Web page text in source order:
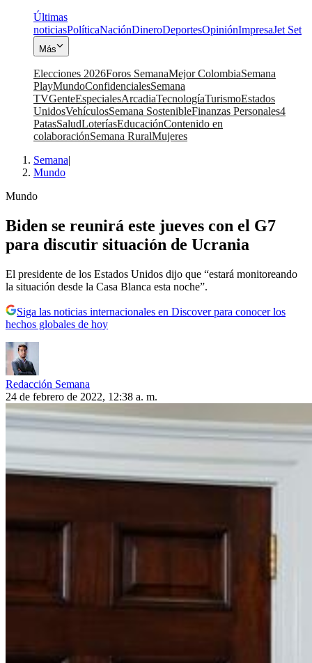
Últimas
noticiasPolíticaNaciónDineroDeportesOpiniónImpresaJet Set
Más
Elecciones 2026Foros SemanaMejor ColombiaSemana
PlayMundoConfidencialesSemana
TVGenteEspecialesArcadiaTecnologíaTurismoEstados
UnidosVehículosSemana SostenibleFinanzas Personales4
PatasSaludLoteríasEducaciónContenido en
colaboraciónSemana RuralMujeres
Semana|
Mundo
Mundo
Biden se reunirá este jueves con el G7
para discutir situación de Ucrania
El presidente de los Estados Unidos dijo que “estará monitoreando
la situación desde la Casa Blanca esta noche”.
Siga las noticias internacionales en Discover para conocer los
hechos globales de hoy
Redacción Semana
24 de febrero de 2022, 12:38 a. m.